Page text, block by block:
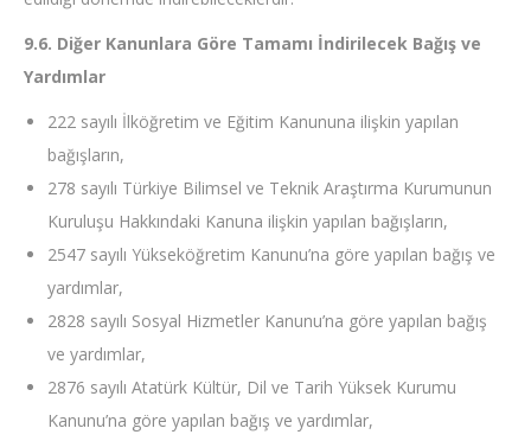
9.6. Diğer Kanunlara Göre Tamamı İndirilecek Bağış ve
Yardımlar
222 sayılı İlköğretim ve Eğitim Kanununa ilişkin yapılan
bağışların,
278 sayılı Türkiye Bilimsel ve Teknik Araştırma Kurumunun
Kuruluşu Hakkındaki Kanuna ilişkin yapılan bağışların,
2547 sayılı Yükseköğretim Kanunu’na göre yapılan bağış ve
yardımlar,
2828 sayılı Sosyal Hizmetler Kanunu’na göre yapılan bağış
ve yardımlar,
2876 sayılı Atatürk Kültür, Dil ve Tarih Yüksek Kurumu
Kanunu’na göre yapılan bağış ve yardımlar,